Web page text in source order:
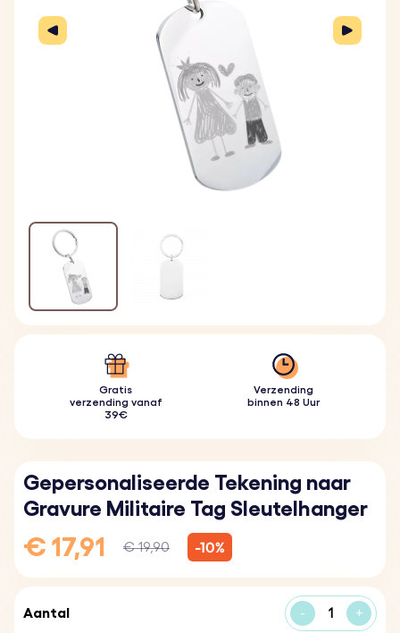
Gratis
verzending vanaf
39€
Verzending
binnen 48 Uur
Gepersonaliseerde Tekening naar
Gravure Militaire Tag Sleutelhanger
€ 17,91 € 19,90 -10%
Aantal - +